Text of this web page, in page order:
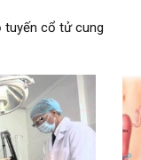
tuyến cổ tử cung